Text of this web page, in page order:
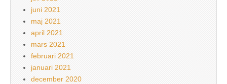
juni 2021
maj 2021
april 2021
mars 2021
februari 2021
januari 2021
december 2020